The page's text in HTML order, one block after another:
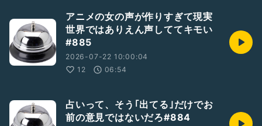
アニメの女の声が作りすぎて現実
世界ではありえん声しててキモい
#885
2026-07-22 10:00:04
12
06:54
占いって、そう｢出てる｣だけでお
前の意見ではないだろ#884